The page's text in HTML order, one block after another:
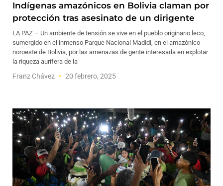
Indígenas amazónicos en Bolivia claman por
protección tras asesinato de un dirigente
LA PAZ – Un ambiente de tensión se vive en el pueblo originario leco,
sumergido en el inmenso Parque Nacional Madidi, en el amazónico
noroeste de Bolivia, por las amenazas de gente interesada en explotar
la riqueza aurífera de la
Franz Chávez 20 febrero, 2025